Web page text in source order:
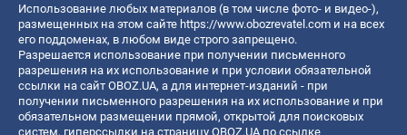
Использование любых материалов (в том числе фото- и видео-),
размещенных на этом сайте https://www.obozrevatel.com и на всех
его поддоменах, в любом виде строго запрещено.
Разрешается использование при получении письменного
разрешения на их использование и при условии обязательной
ссылки на сайт OBOZ.UA, а для интернет-изданий - при
получении письменного разрешения на их использование и при
обязательном размещении прямой, открытой для поисковых
систем, гиперссылки на страницу OBOZ.UA по ссылке